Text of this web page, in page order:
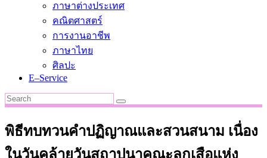
ภาษาต่างประเทศ
คณิตศาสตร์
การงานอาชีพ
ภาษาไทย
ศิลปะ
E–Service
พิธีทบทวนคำปฏิญาณและสวนสนาม เนื่อง
ในวันคล้ายวันสถาปนาคณะลูกเสือแห่ง